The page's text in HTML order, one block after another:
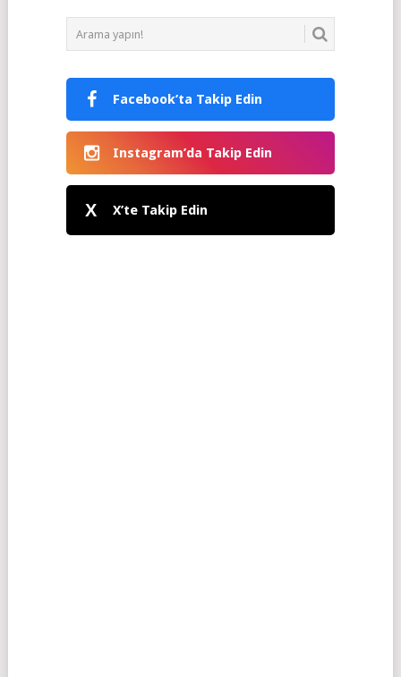
Facebook’ta Takip Edin
Instagram’da Takip Edin
X X’te Takip Edin